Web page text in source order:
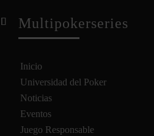
Multipokerseries
Inicio
Universidad del Poker
Noticias
Eventos
Juego Responsable